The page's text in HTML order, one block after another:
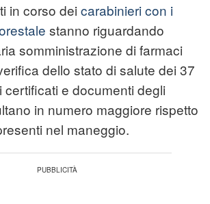
in corso dei carabinieri con i
stanno riguardando
somministrazione di farmaci
dello stato di salute dei 37
certificati e documenti degli
in numero maggiore rispetto
nel maneggio.